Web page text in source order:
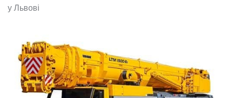
ПОДЗВОНИТИ
+38 (097) 746-67-04
ЗАДАТИ ПИТАННЯ
у Львові